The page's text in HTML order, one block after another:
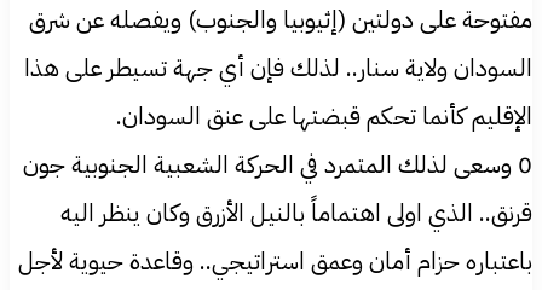
مفتوحة على دولتين (إثيوبيا والجنوب) ويفصله عن شرق
السودان ولاية سنار.. لذلك فإن أي جهة تسيطر على هذا
الإقليم كأنما تحكم قبضتها على عنق السودان.
0 وسعى لذلك المتمرد في الحركة الشعبية الجنوبية جون
قرنق.. الذي اولى اهتماماً بالنيل الأزرق وكان ينظر اليه
باعتباره حزام أمان وعمق استراتيجي.. وقاعدة حيوية لأجل